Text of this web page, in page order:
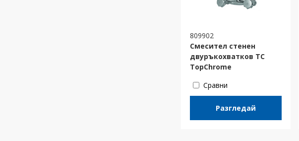
809902
Смесител стенен
двуръкохватков ТС
TopChrome
Сравни
Разгледай